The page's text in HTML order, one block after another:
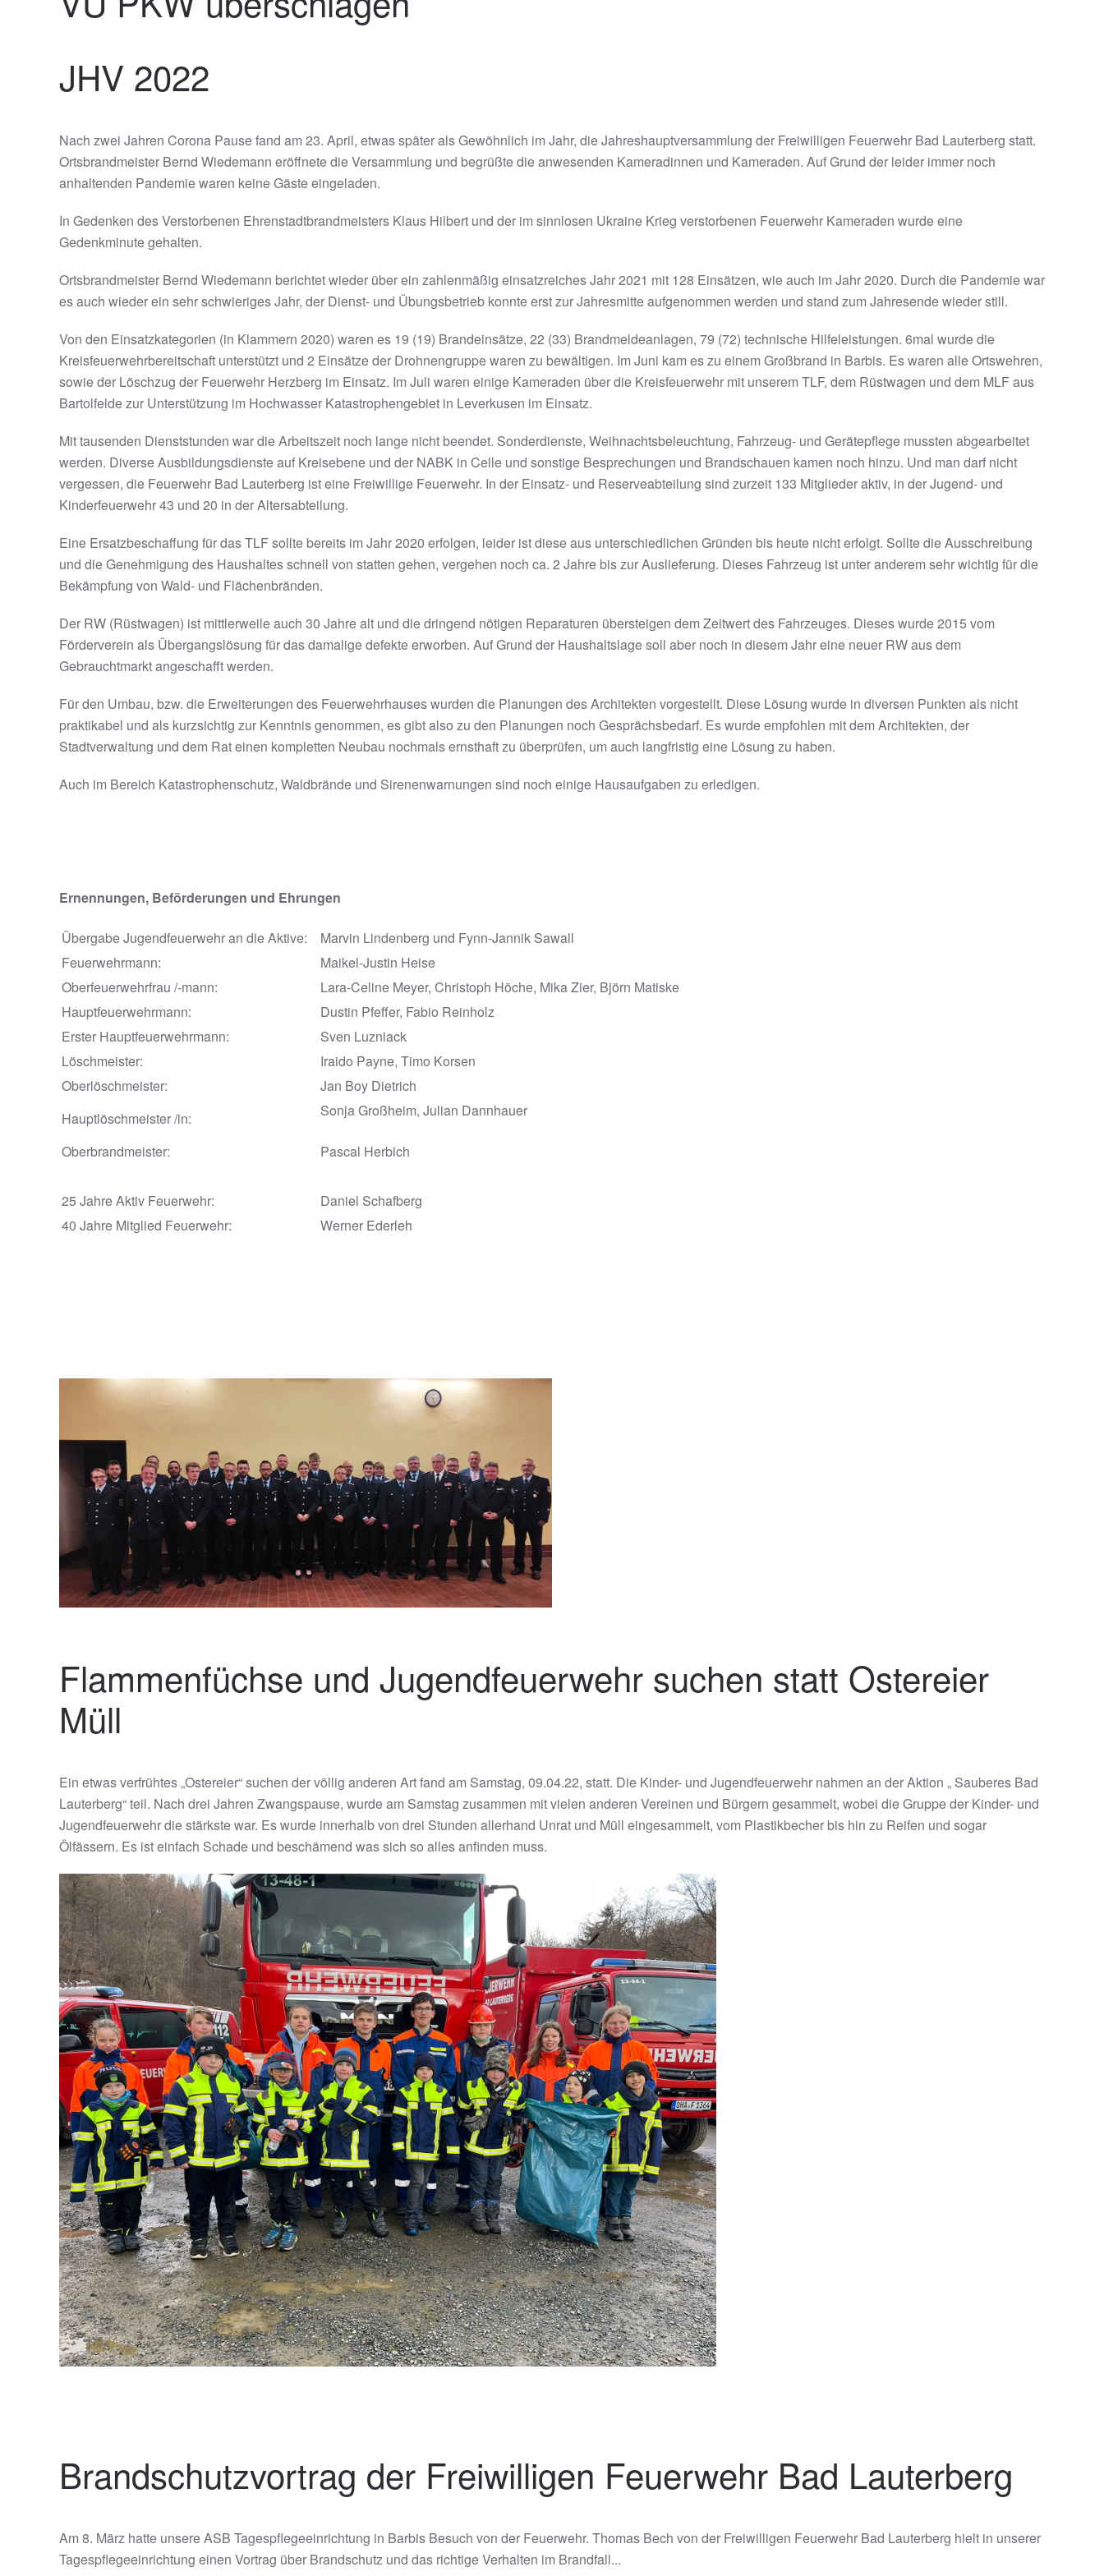
JHV 2022
Nach zwei Jahren Corona Pause fand am 23. April, etwas später als Gewöhnlich im Jahr, die Jahreshauptversammlung der Freiwilligen Feuerwehr Bad Lauterberg statt.
Ortsbrandmeister Bernd Wiedemann eröffnete die Versammlung und begrüßte die anwesenden Kameradinnen und Kameraden. Auf Grund der leider immer noch
anhaltenden Pandemie waren keine Gäste eingeladen.
In Gedenken des Verstorbenen Ehrenstadtbrandmeisters Klaus Hilbert und der im sinnlosen Ukraine Krieg verstorbenen Feuerwehr Kameraden wurde eine
Gedenkminute gehalten.
Ortsbrandmeister Bernd Wiedemann berichtet wieder über ein zahlenmäßig einsatzreiches Jahr 2021 mit 128 Einsätzen, wie auch im Jahr 2020. Durch die Pandemie war
es auch wieder ein sehr schwieriges Jahr, der Dienst- und Übungsbetrieb konnte erst zur Jahresmitte aufgenommen werden und stand zum Jahresende wieder still.
Von den Einsatzkategorien (in Klammern 2020) waren es 19 (19) Brandeinsätze, 22 (33) Brandmeldeanlagen, 79 (72) technische Hilfeleistungen. 6mal wurde die
Kreisfeuerwehrbereitschaft unterstützt und 2 Einsätze der Drohnengruppe waren zu bewältigen. Im Juni kam es zu einem Großbrand in Barbis. Es waren alle Ortswehren,
sowie der Löschzug der Feuerwehr Herzberg im Einsatz. Im Juli waren einige Kameraden über die Kreisfeuerwehr mit unserem TLF, dem Rüstwagen und dem MLF aus
Bartolfelde zur Unterstützung im Hochwasser Katastrophengebiet in Leverkusen im Einsatz.
Mit tausenden Dienststunden war die Arbeitszeit noch lange nicht beendet. Sonderdienste, Weihnachtsbeleuchtung, Fahrzeug- und Gerätepflege mussten abgearbeitet
werden. Diverse Ausbildungsdienste auf Kreisebene und der NABK in Celle und sonstige Besprechungen und Brandschauen kamen noch hinzu. Und man darf nicht
vergessen, die Feuerwehr Bad Lauterberg ist eine Freiwillige Feuerwehr. In der Einsatz- und Reserveabteilung sind zurzeit 133 Mitglieder aktiv, in der Jugend- und
Kinderfeuerwehr 43 und 20 in der Altersabteilung.
Eine Ersatzbeschaffung für das TLF sollte bereits im Jahr 2020 erfolgen, leider ist diese aus unterschiedlichen Gründen bis heute nicht erfolgt. Sollte die Ausschreibung
und die Genehmigung des Haushaltes schnell von statten gehen, vergehen noch ca. 2 Jahre bis zur Auslieferung. Dieses Fahrzeug ist unter anderem sehr wichtig für die
Bekämpfung von Wald- und Flächenbränden.
Der RW (Rüstwagen) ist mittlerweile auch 30 Jahre alt und die dringend nötigen Reparaturen übersteigen dem Zeitwert des Fahrzeuges. Dieses wurde 2015 vom
Förderverein als Übergangslösung für das damalige defekte erworben. Auf Grund der Haushaltslage soll aber noch in diesem Jahr eine neuer RW aus dem
Gebrauchtmarkt angeschafft werden.
Für den Umbau, bzw. die Erweiterungen des Feuerwehrhauses wurden die Planungen des Architekten vorgestellt. Diese Lösung wurde in diversen Punkten als nicht
praktikabel und als kurzsichtig zur Kenntnis genommen, es gibt also zu den Planungen noch Gesprächsbedarf. Es wurde empfohlen mit dem Architekten, der
Stadtverwaltung und dem Rat einen kompletten Neubau nochmals ernsthaft zu überprüfen, um auch langfristig eine Lösung zu haben.
Auch im Bereich Katastrophenschutz, Waldbrände und Sirenenwarnungen sind noch einige Hausaufgaben zu erledigen.
Ernennungen, Beförderungen und Ehrungen
Übergabe Jugendfeuerwehr an die Aktive:
Marvin Lindenberg und Fynn-Jannik Sawall
Feuerwehrmann:
Maikel-Justin Heise
Oberfeuerwehrfrau /-mann:
Lara-Celine Meyer, Christoph Höche, Mika Zier, Björn Matiske
Hauptfeuerwehrmann:
Dustin Pfeffer, Fabio Reinholz
Erster Hauptfeuerwehrmann:
Sven Luzniack
Löschmeister:
Iraido Payne, Timo Korsen
Oberlöschmeister:
Jan Boy Dietrich
Hauptlöschmeister /in:
Sonja Großheim, Julian Dannhauer
Oberbrandmeister: Pascal Herbich
25 Jahre Aktiv Feuerwehr:
Daniel Schafberg
40 Jahre Mitglied Feuerwehr:
Werner Ederleh
Flammenfüchse und Jugendfeuerwehr suchen statt Ostereier
Müll
Ein etwas verfrühtes „Ostereier“ suchen der völlig anderen Art fand am Samstag, 09.04.22, statt. Die Kinder- und Jugendfeuerwehr nahmen an der Aktion „ Sauberes Bad
Lauterberg“ teil. Nach drei Jahren Zwangspause, wurde am Samstag zusammen mit vielen anderen Vereinen und Bürgern gesammelt, wobei die Gruppe der Kinder- und
Jugendfeuerwehr die stärkste war. Es wurde innerhalb von drei Stunden allerhand Unrat und Müll eingesammelt, vom Plastikbecher bis hin zu Reifen und sogar
Ölfässern. Es ist einfach Schade und beschämend was sich so alles anfinden muss.
Brandschutzvortrag der Freiwilligen Feuerwehr Bad Lauterberg
Am 8. März hatte unsere ASB Tagespflegeeinrichtung in Barbis Besuch von der Feuerwehr. Thomas Bech von der Freiwilligen Feuerwehr Bad Lauterberg hielt in unserer
Tagespflegeeinrichtung einen Vortrag über Brandschutz und das richtige Verhalten im Brandfall...